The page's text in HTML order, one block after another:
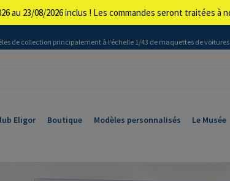
de collection principalement à l’échelle 1/43 de maquettes de
Eligor Boutique Modèles personnalisés Le Musée
au 23/08/2026 inclus ! Les commandes seront traitées à